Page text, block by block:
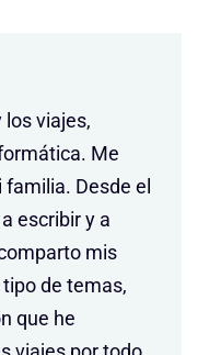
viajes,
Me
Desde el
escribir y a
mis
de temas,
que he